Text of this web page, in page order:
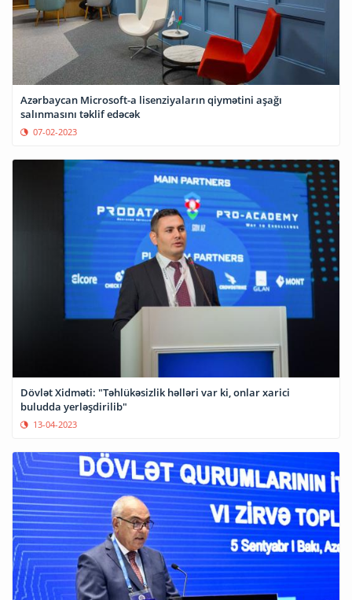
Azərbaycan Microsoft-a lisenziyaların qiymətini aşağı
salınmasını təklif edəcək
07-02-2023
Dövlət Xidməti: "Təhlükəsizlik həlləri var ki, onlar xarici
buludda yerləşdirilib"
13-04-2023